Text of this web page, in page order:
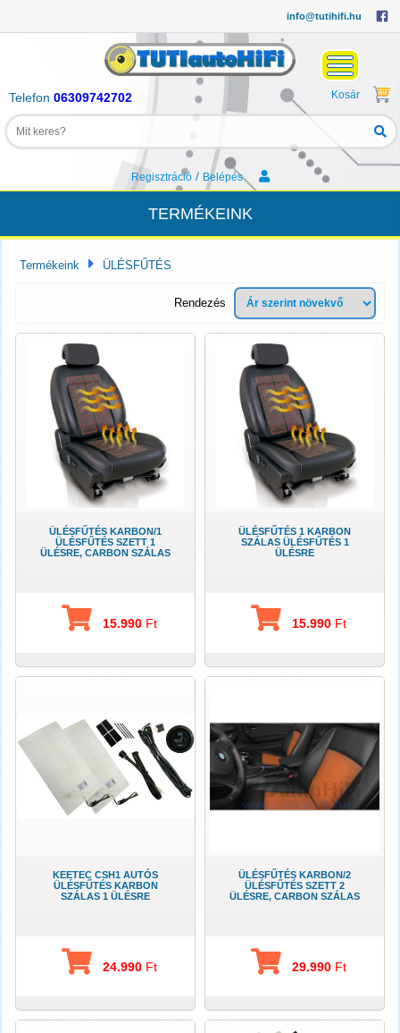
info@tutihifi.hu
Telefon 06309742702 Kosár
Regisztráció/ Belépés
TERMÉKEINK
Termékeink ÜLÉSFŰTÉS
Rendezés
ÜLÉSFŰTÉS KARBON/1
ÜLÉSFŰTÉS SZETT 1
ÜLÉSRE, CARBON SZÁLAS
15.990 Ft
ÜLÉSFŰTÉS 1 KARBON
SZÁLAS ÜLÉSFŰTÉS 1
ÜLÉSRE
15.990 Ft
KEETEC CSH1 AUTÓS
ÜLÉSFŰTÉS KARBON
SZÁLAS 1 ÜLÉSRE
24.990 Ft
ÜLÉSFŰTÉS KARBON/2
ÜLÉSFŰTÉS SZETT 2
ÜLÉSRE, CARBON SZÁLAS
29.990 Ft